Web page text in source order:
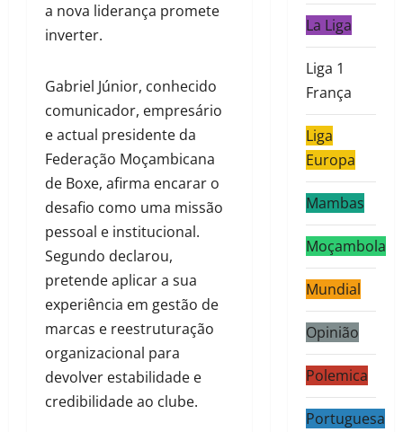
a nova liderança promete
inverter.
Gabriel Júnior, conhecido
comunicador, empresário
e actual presidente da
Federação Moçambicana
de Boxe, afirma encarar o
desafio como uma missão
pessoal e institucional.
Segundo declarou,
pretende aplicar a sua
experiência em gestão de
marcas e reestruturação
organizacional para
devolver estabilidade e
credibilidade ao clube.
La Liga
Liga 1
França
Liga
Europa
Mambas
Moçambola
Mundial
Opinião
Polemica
Portuguesa